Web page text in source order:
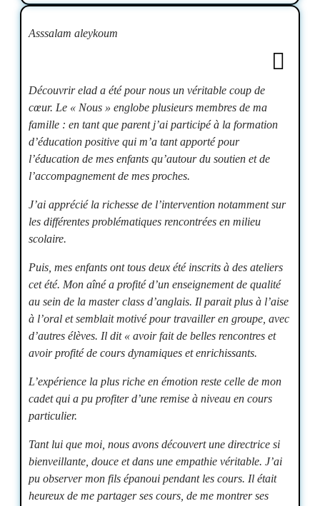
Asssalam aleykoum
Découvrir elad a été pour nous un véritable coup de
cœur. Le « Nous » englobe plusieurs membres de ma
famille : en tant que parent j’ai participé à la formation
d’éducation positive qui m’a tant apporté pour
l’éducation de mes enfants qu’autour du soutien et de
l’accompagnement de mes proches.
J’ai apprécié la richesse de l’intervention notamment sur
les différentes problématiques rencontrées en milieu
scolaire.
Puis, mes enfants ont tous deux été inscrits à des ateliers
cet été. Mon aîné a profité d’un enseignement de qualité
au sein de la master class d’anglais. Il parait plus à l’aise
à l’oral et semblait motivé pour travailler en groupe, avec
d’autres élèves. Il dit « avoir fait de belles rencontres et
avoir profité de cours dynamiques et enrichissants.
L’expérience la plus riche en émotion reste celle de mon
cadet qui a pu profiter d’une remise à niveau en cours
particulier.
Tant lui que moi, nous avons découvert une directrice si
bienveillante, douce et dans une empathie véritable. J’ai
pu observer mon fils épanoui pendant les cours. Il était
heureux de me partager ses cours, de me montrer ses